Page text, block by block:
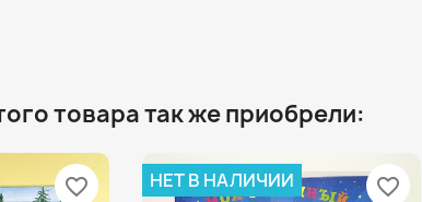
товара так же приобрели:
favorite_border НЕТ В НАЛИЧИИ favorite_border